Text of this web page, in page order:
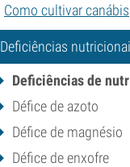
Como cultivar canábis
Deficiências
Deficiências de
Défice de azoto
Défice de magnésio
Défice de enxofre